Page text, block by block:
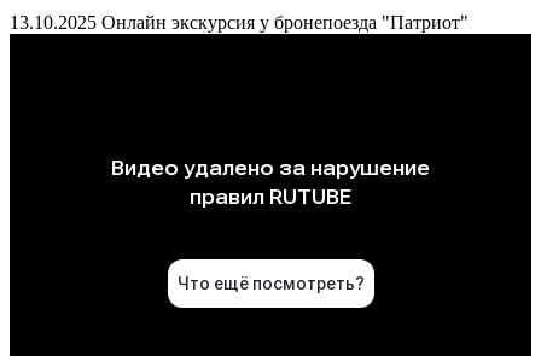
13.10.2025 Онлайн экскурсия у бронепоезда "Патриот"